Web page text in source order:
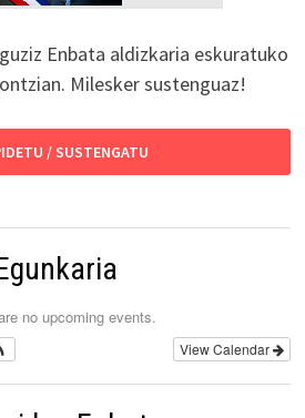
Enbata aldizkaria eskuratuko
Milesker sustenguaz!
/ SUSTENGATU
no upcoming events.
View Calendar